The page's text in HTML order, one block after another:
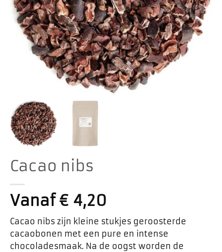
Cacao nibs
Vanaf€4,20
Cacao nibs zijn kleine stukjes geroosterde
cacaobonen met een pure en intense
chocoladesmaak. Na de oogst worden de